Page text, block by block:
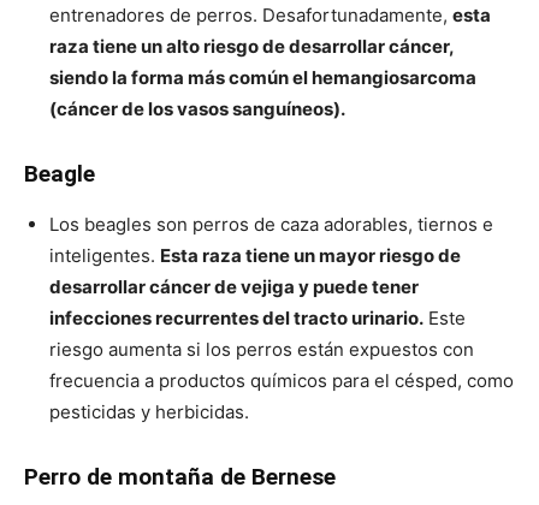
entrenadores de perros. Desafortunadamente, esta
raza tiene un alto riesgo de desarrollar cáncer,
siendo la forma más común el hemangiosarcoma
(cáncer de los vasos sanguíneos).
Beagle
Los beagles son perros de caza adorables, tiernos e
inteligentes. Esta raza tiene un mayor riesgo de
desarrollar cáncer de vejiga y puede tener
infecciones recurrentes del tracto urinario. Este
riesgo aumenta si los perros están expuestos con
frecuencia a productos químicos para el césped, como
pesticidas y herbicidas.
Perro de montaña de Bernese